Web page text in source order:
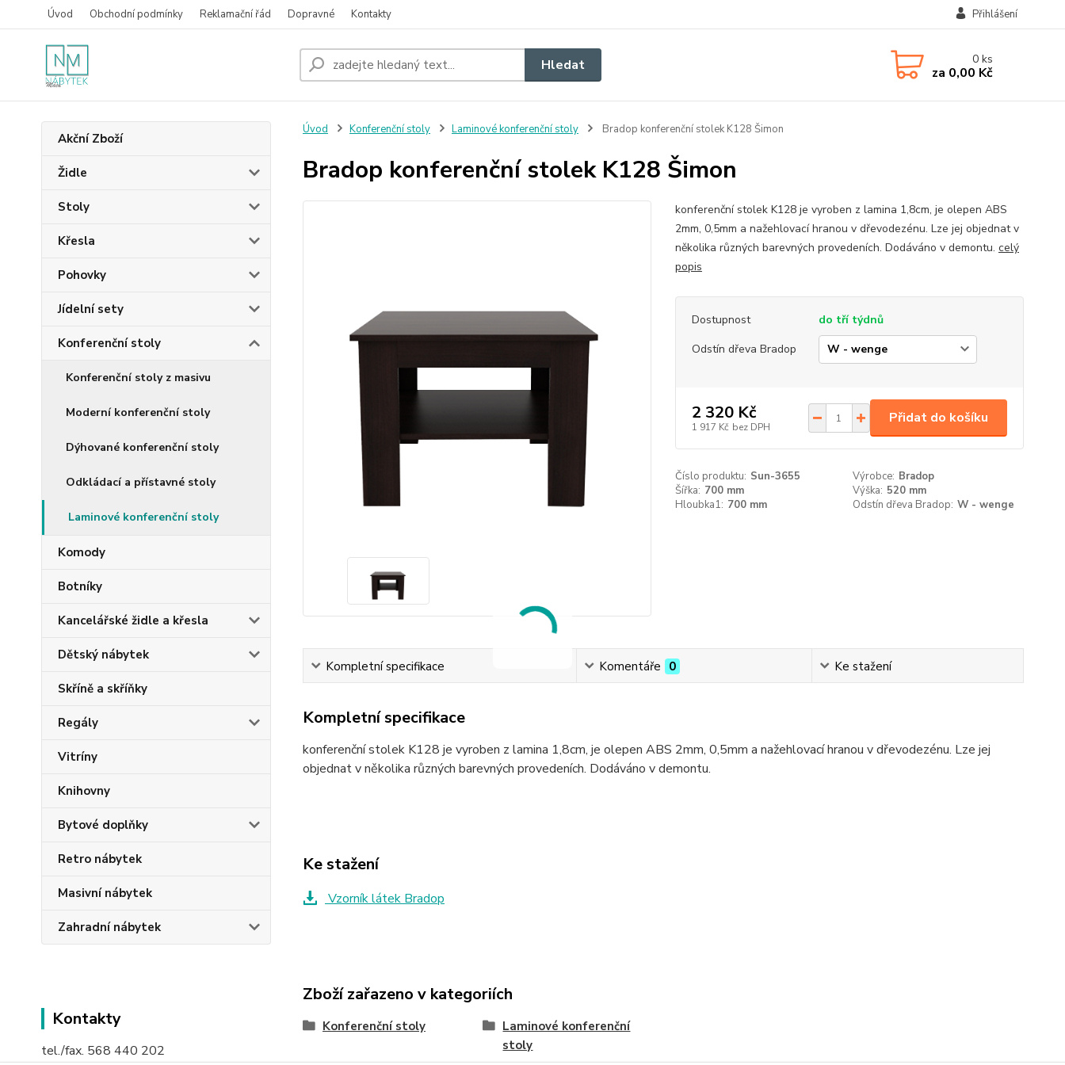
Úvod Obchodní podmínky Reklamační řád Dopravné Kontakty Přihlášení
Hledat 0ks
za 0,00 Kč
Akční Zboží
Židle
Stoly
Křesla
Pohovky
Jídelní sety
Konferenční stoly
Konferenční stoly z masivu
Moderní konferenční stoly
Dýhované konferenční stoly
Odkládací a přístavné stoly
Laminové konferenční stoly
Komody
Botníky
Kancelářské židle a křesla
Dětský nábytek
Skříně a skříňky
Regály
Vitríny
Knihovny
Bytové doplňky
Retro nábytek
Masivní nábytek
Zahradní nábytek
Kontakty
tel./fax. 568 440 202
Úvod Konferenční stoly Laminové konferenční stoly Bradop konferenční stolek K128 Šimon
Bradop konferenční stolek K128 Šimon
konferenční stolek K128 je vyroben z lamina 1,8cm, je olepen ABS
2mm, 0,5mm a nažehlovací hranou v dřevodezénu. Lze jej objednat v
několika různých barevných provedeních. Dodáváno v demontu. celý
popis
Dostupnost
do tří týdnů
Odstín dřeva Bradop
2 320 Kč
1 917 Kč bez DPH
Přidat do košíku
Číslo produktu: Sun-3655 Výrobce: Bradop
Šířka: 700 mm Výška: 520 mm
Hloubka1: 700 mm Odstín dřeva Bradop: W - wenge
Kompletní specifikace Komentáře 0 Ke stažení
Kompletní specifikace
konferenční stolek K128 je vyroben z lamina 1,8cm, je olepen ABS 2mm, 0,5mm a nažehlovací hranou v dřevodezénu. Lze jej
objednat v několika různých barevných provedeních. Dodáváno v demontu.
Ke stažení
Vzorník látek Bradop
Zboží zařazeno v kategoriích
Konferenční stoly
Laminové konferenční
stoly